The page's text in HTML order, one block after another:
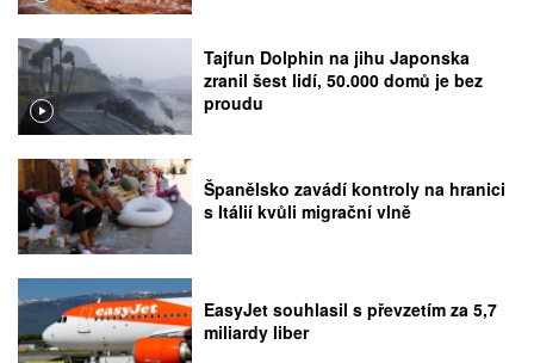
Tajfun Dolphin na jihu Japonska
zranil šest lidí, 50.000 domů je bez
proudu
Španělsko zavádí kontroly na hranici
s Itálií kvůli migrační vlně
EasyJet souhlasil s převzetím za 5,7
miliardy liber